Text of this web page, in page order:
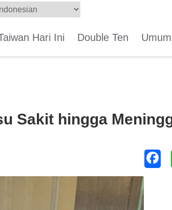
Hari Ini Double Ten Umum
Sakit hingga